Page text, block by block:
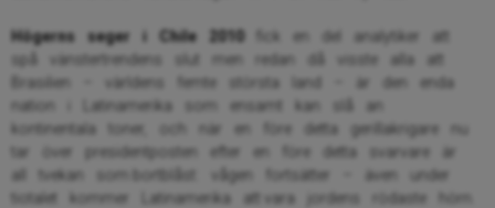
Högerns seger i Chile 2010 fick en del analytiker att
spå vänstertrendens slut men redan då visste alla att
Brasilien – världens femte största land – är den enda
nation i Latinamerika som ensamt kan slå an
kontinentala toner, och när en före detta gerillakrigare nu
tar över presidentposten efter en före detta svarvare är
all tvekan som bortblåst: vågen fortsätter – även under
tiotalet kommer Latinamerika att vara jordens rödaste hörn.